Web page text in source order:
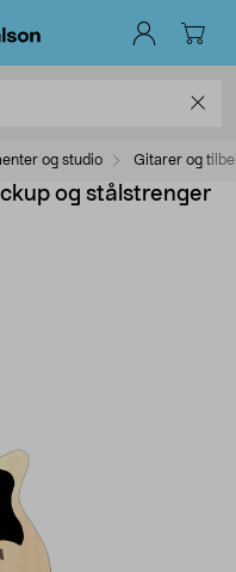
og studio Gitarer og
og stålstrenger